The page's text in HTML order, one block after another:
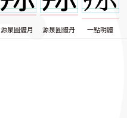
源泉圓體月 源泉圓體丹 一點明體